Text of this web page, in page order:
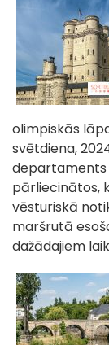
olimpiskās
svētdiena,
departaments
pārliecinātos,
vēsturiskā
maršrutā
dažādajiem